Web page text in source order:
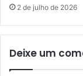
2 de julho de 2026
Deixe um